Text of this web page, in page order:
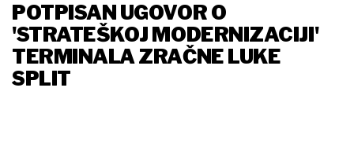
POTPISAN UGOVOR O
'STRATEŠKOJ MODERNIZACIJI'
TERMINALA ZRAČNE LUKE
SPLIT